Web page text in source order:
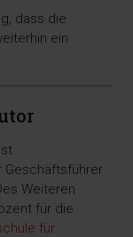
dass die
ein
ist
Geschäftsführer
Weiteren
für die
für